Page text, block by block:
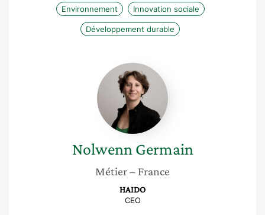
Environnement Innovation sociale
Développement durable
Nolwenn
Germain
Nolwenn Germain
Métier– France
HAIDO
CEO